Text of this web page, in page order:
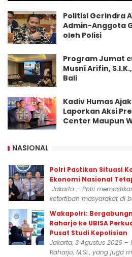
Politisi Gerindra
Admin-Anggota
oleh Polisi
Program Jumat
Musni Arifin,
Bali
Kadiv Humas
Laporkan Aksi
Center Maupun
NASIONAL
Polri Pastikan Situasi
Ekonomi Nasional
Jakarta – Polri
ketertiban masyarakat di
Wakapolri:
Raharjo ke UBISA
Pusat Studi Kepolisian
Jakarta, 3 Agustus 2026 –
Raharjo, M.Si., yang juga